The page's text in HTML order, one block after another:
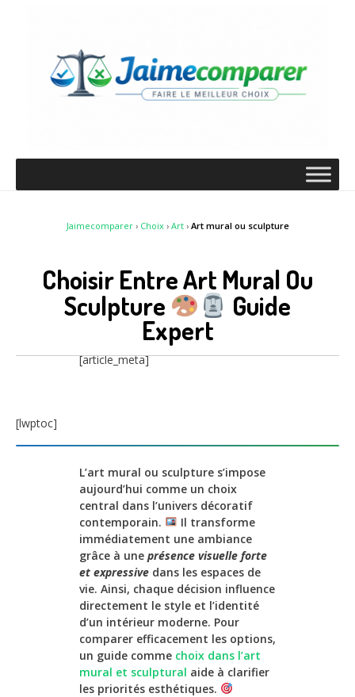
Jaimecomparer› Choix› Art› Art mural ou sculpture
Choisir Entre Art Mural Ou
Sculpture
Guide
Expert
[article_meta]
[lwptoc]
L’art mural ou sculpture s’impose
aujourd’hui comme un choix
central dans l’univers décoratif
contemporain.
Il transforme
immédiatement une ambiance
grâce à une présence visuelle forte
et expressive dans les espaces de
vie. Ainsi, chaque décision influence
directement le style et l’identité
d’un intérieur moderne. Pour
comparer efficacement les options,
un guide comme choix dans l’art
mural et sculptural aide à clarifier
les priorités esthétiques.